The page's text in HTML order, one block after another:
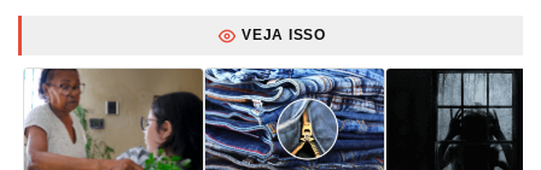
VEJA ISSO